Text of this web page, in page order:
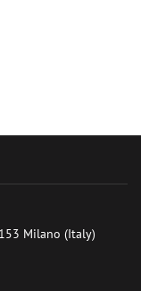
Milano (Italy)